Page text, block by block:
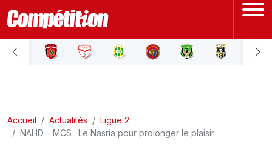
ACCUEIL
LIGUE 2
Accueil Actualités
Ligue 2
NAHD – MCS : Le Nasria pour prolonger le plaisir